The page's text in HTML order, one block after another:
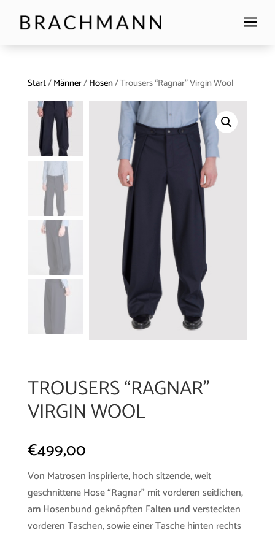
a
Start/Männer/Hosen/ Trousers “Ragnar” Virgin Wool
TROUSERS “RAGNAR”
VIRGIN WOOL
€499,00
Von Matrosen inspirierte, hoch sitzende, weit
geschnittene Hose “Ragnar” mit vorderen seitlichen,
am Hosenbund geknöpften Falten und versteckten
vorderen Taschen, sowie einer Tasche hinten rechts